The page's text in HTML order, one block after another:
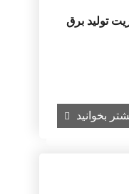
تولید برق
بخوانید